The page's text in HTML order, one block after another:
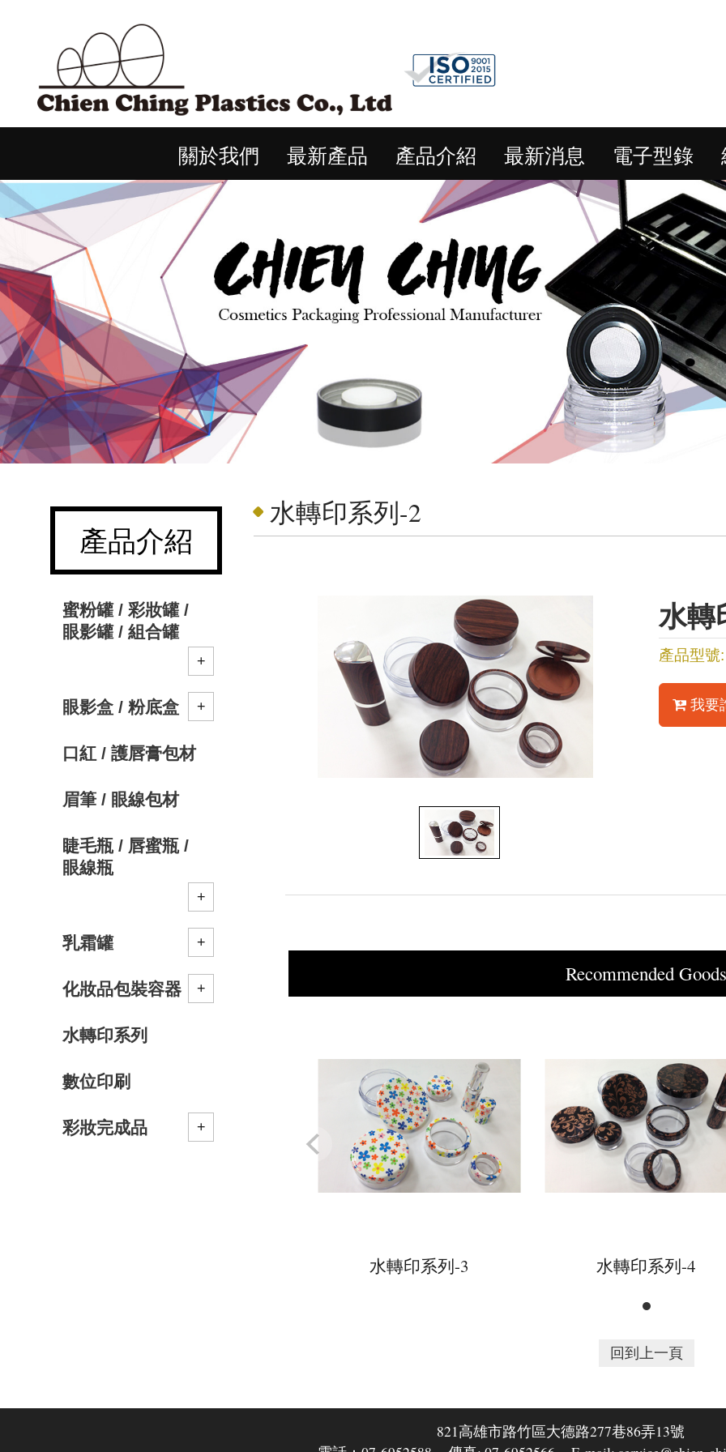
關於我們 最新產品 產品介紹 最新消息 電子型錄
產品介紹
蜜粉罐 / 彩妝罐 /
眼影罐 / 組合罐
眼影盒 / 粉底盒
口紅 / 護唇膏包材
眉筆 / 眼線包材
睫毛瓶 / 唇蜜瓶 /
眼線瓶
乳霜罐
化妝品包裝容器
水轉印系列
數位印刷
彩妝完成品
水轉印系列-2
水轉
產品型號:
我要
Recommended
水轉印系列-3 水轉印系列-4
回到上一頁
821高雄市路竹區大德路277巷86弄13號